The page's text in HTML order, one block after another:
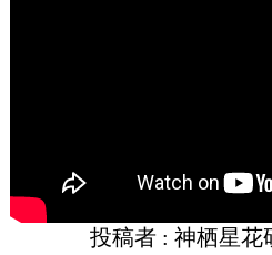
投稿者 : 神栖星